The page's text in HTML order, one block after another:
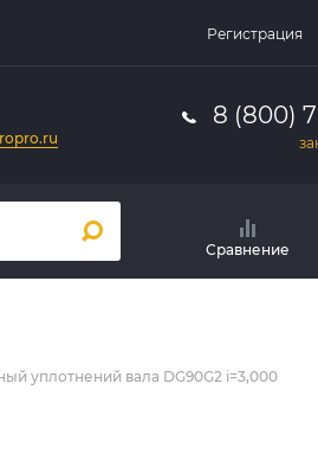
Регистрация
8 (800)
Сравнение
уплотнений вала DG90G2 i=3,000